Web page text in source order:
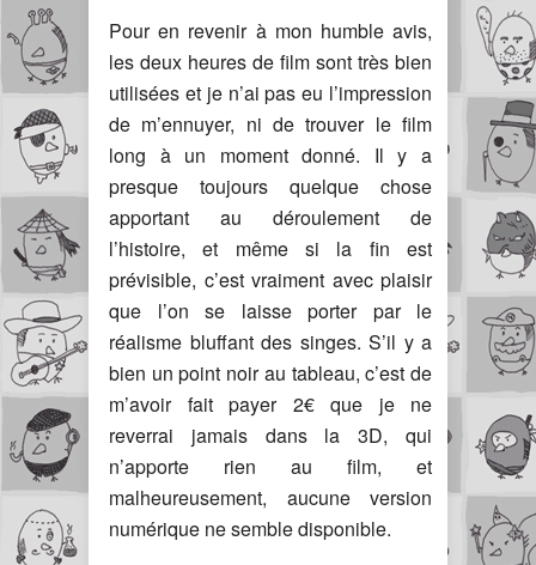
Pour en revenir à mon humble avis,
les deux heures de film sont très bien
utilisées et je n’ai pas eu l’impression
de m’ennuyer, ni de trouver le film
long à un moment donné. Il y a
presque toujours quelque chose
apportant au déroulement de
l’histoire, et même si la fin est
prévisible, c’est vraiment avec plaisir
que l’on se laisse porter par le
réalisme bluffant des singes. S’il y a
bien un point noir au tableau, c’est de
m’avoir fait payer 2€ que je ne
reverrai jamais dans la 3D, qui
n’apporte rien au film, et
malheureusement, aucune version
numérique ne semble disponible.